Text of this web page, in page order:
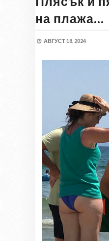
на плажа…
АВГУСТ 18, 2024